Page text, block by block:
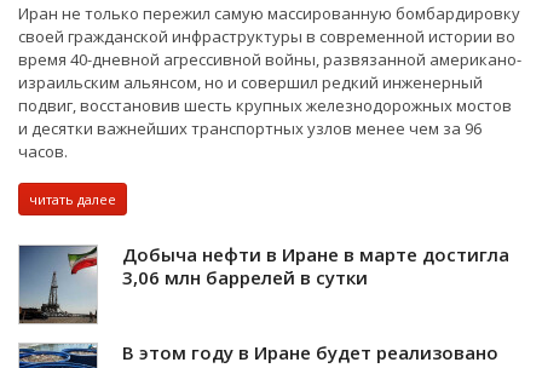
Иран не только пережил самую массированную бомбардировку
своей гражданской инфраструктуры в современной истории во
время 40-дневной агрессивной войны, развязанной американо-
израильским альянсом, но и совершил редкий инженерный
подвиг, восстановив шесть крупных железнодорожных мостов
и десятки важнейших транспортных узлов менее чем за 96
часов.
читать далее
Добыча нефти в Иране в марте достигла
3,06 млн баррелей в сутки
В этом году в Иране будет реализовано